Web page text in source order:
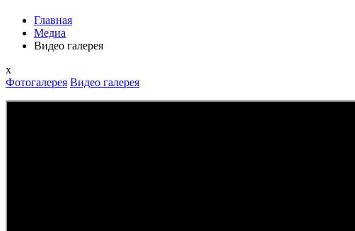
Главная
Медиа
Видео галерея
x
Фотогалерея Видео галерея